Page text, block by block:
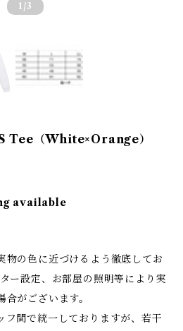
1 /3
（White×Orange）
available
の色に近づけるよう徹底してお
ー設定、お部屋の照明等により実
がございます。
間で統一しておりますが、若干